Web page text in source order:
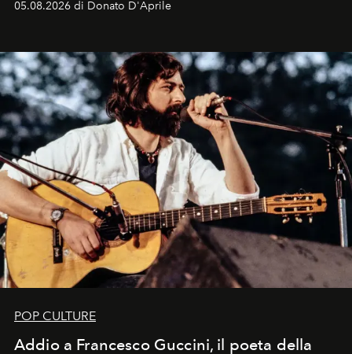
Kate, Claudia e Carla una dietro l'altra. Trent'anni dopo,
uno dei documenti più contemporanei che abbiamo.
05.08.2026 di Donato D'Aprile
POP CULTURE
Addio a Francesco Guccini, il poeta della